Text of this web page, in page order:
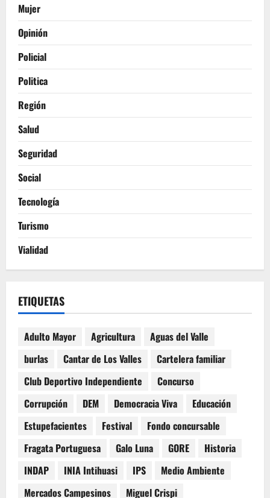
Mujer
Opinión
Policial
Politica
Región
Salud
Seguridad
Social
Tecnología
Turismo
Vialidad
ETIQUETAS
Adulto Mayor Agricultura
Aguas del Valle
burlas
Cantar de Los Valles
Cartelera familiar
Club Deportivo Independiente
Concurso
Corrupción
DEM Democracia Viva
Educación
Estupefacientes
Festival
Fondo concursable
Fragata Portuguesa
Galo Luna GORE
Historia
INDAP
INIA Intihuasi IPS
Medio Ambiente
Mercados Campesinos
Miguel Crispi